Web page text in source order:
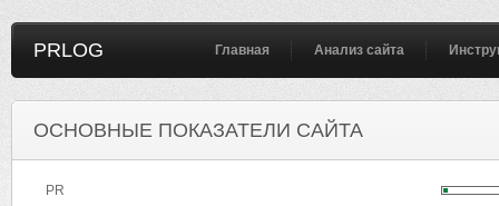
PRLOG Главная Анализ сайта
ОСНОВНЫЕ ПОКАЗАТЕЛИ САЙТА
PR